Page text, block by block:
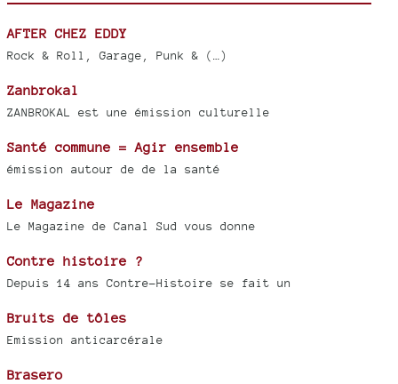
AFTER CHEZ EDDY
Rock & Roll, Garage, Punk & (…)
Zanbrokal
ZANBROKAL est une émission culturelle
Santé commune = Agir ensemble
émission autour de de la santé
Le Magazine
Le Magazine de Canal Sud vous donne
Contre histoire ?
Depuis 14 ans Contre-Histoire se fait un
Bruits de tôles
Emission anticarcérale
Brasero